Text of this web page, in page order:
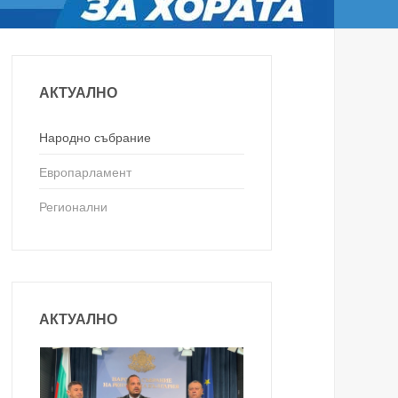
АКТУАЛНО
Народно събрание
Европарламент
Регионални
АКТУАЛНО